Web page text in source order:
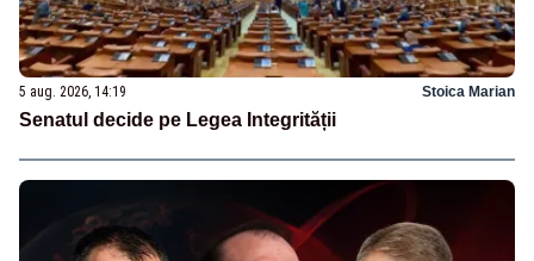
5 aug. 2026, 14:19 Stoica Marian
Senatul decide pe Legea Integrității